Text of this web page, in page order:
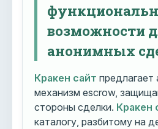
возможности
анонимных
Кракен сайт
механизм escrow,
стороны сделки. Кракен
каталогу, разбитому на